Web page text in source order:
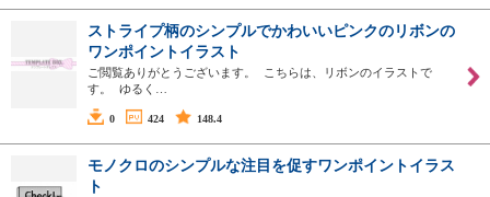
ストライプ柄のシンプルでかわいいピンクのリボンの
ワンポイントイラスト
ご閲覧ありがとうございます。 こちらは、リボンのイラストで
す。 ゆるく…
0 424 148.4
モノクロのシンプルな注目を促すワンポイントイラス
ト